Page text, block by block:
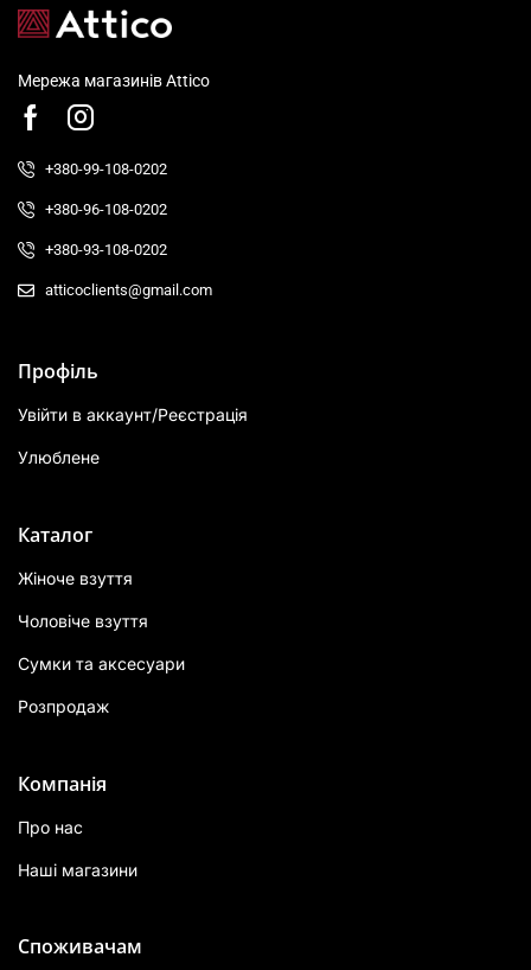
Мережа магазинів Attico
+380-99-108-0202
+380-96-108-0202
+380-93-108-0202
atticoclients@gmail.com
Профіль
Увійти в аккаунт/Реєстрація
Улюблене
Каталог
Жіноче взуття
Чоловіче взуття
Сумки та аксесуари
Розпродаж
Компанія
Про нас
Наші магазини
Споживачам